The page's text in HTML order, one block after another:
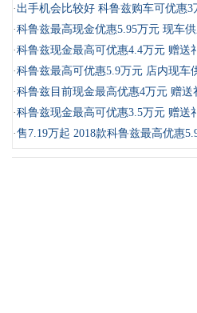
· 出手机会比较好 科鲁兹购车可优惠3
·科鲁兹最高现金优惠5.95万元 现车
·科鲁兹现金最高可优惠4.4万元 赠送
·科鲁兹最高可优惠5.9万元 店内现车
·科鲁兹目前现金最高优惠4万元 赠送
·科鲁兹现金最高可优惠3.5万元 赠送
·售7.19万起 2018款科鲁兹最高优惠